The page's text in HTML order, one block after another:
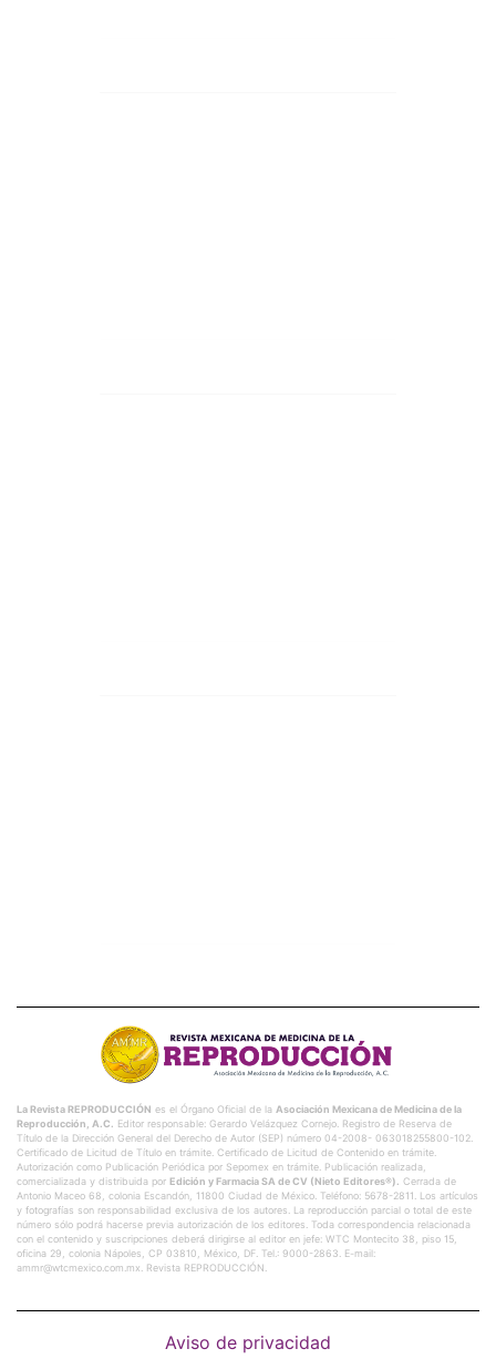
La Revista REPRODUCCIÓN es el Órgano Oficial de la Asociación Mexicana de Medicina de la
Reproducción, A.C. Editor responsable: Gerardo Velázquez Cornejo. Registro de Reserva de
Título de la Dirección General del Derecho de Autor (SEP) número 04-2008- 063018255800-102.
Certificado de Licitud de Título en trámite. Certificado de Licitud de Contenido en trámite.
Autorización como Publicación Periódica por Sepomex en trámite. Publicación realizada,
comercializada y distribuida por Edición y Farmacia SA de CV (Nieto Editores®). Cerrada de
Antonio Maceo 68, colonia Escandón, 11800 Ciudad de México. Teléfono: 5678-2811. Los artículos
y fotografías son responsabilidad exclusiva de los autores. La reproducción parcial o total de este
número sólo podrá hacerse previa autorización de los editores. Toda correspondencia relacionada
con el contenido y suscripciones deberá dirigirse al editor en jefe: WTC Montecito 38, piso 15,
oficina 29, colonia Nápoles, CP 03810, México, DF. Tel.: 9000-2863. E-mail:
ammr@wtcmexico.com.mx. Revista REPRODUCCIÓN.
Aviso de privacidad